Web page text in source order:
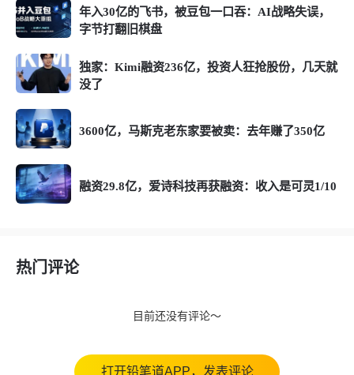
年入30亿的飞书，被豆包一口吞：AI战略失误，
字节打翻旧棋盘
独家：Kimi融资236亿，投资人狂抢股份，几天就
没了
3600亿，马斯克老东家要被卖：去年赚了350亿
融资29.8亿，爱诗科技再获融资：收入是可灵1/10
热门评论
目前还没有评论～
打开铅笔道APP，发表评论